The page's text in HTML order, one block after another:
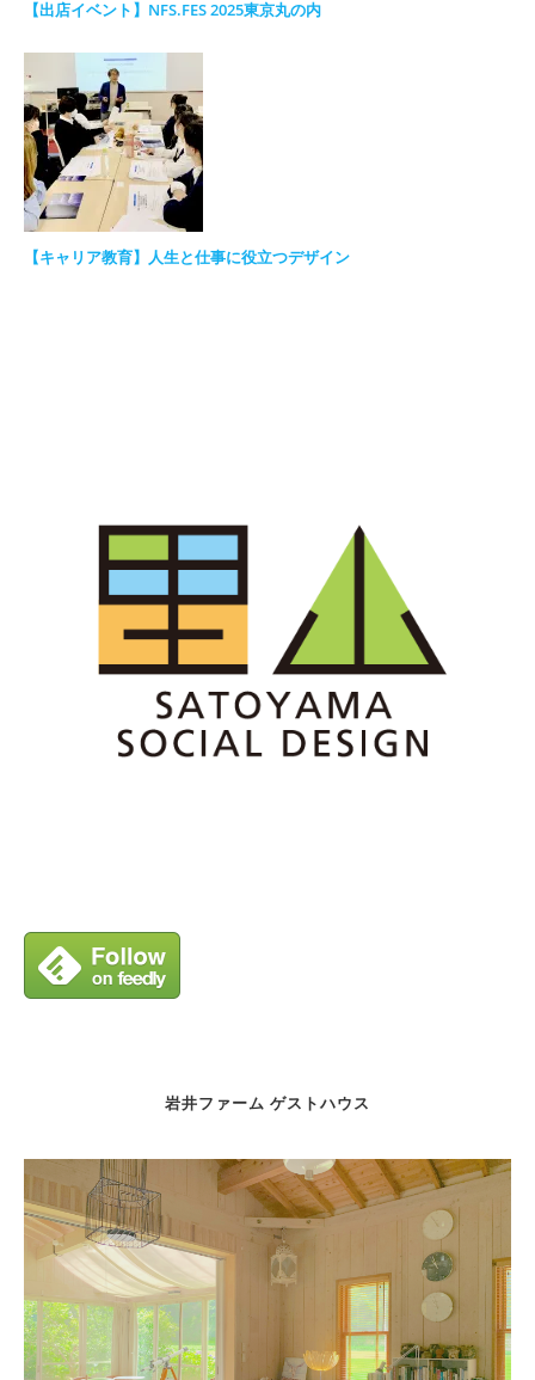
【出店イベント】NFS.FES 2025東京丸の内
【キャリア教育】人生と仕事に役立つデザイン
岩井ファーム ゲストハウス